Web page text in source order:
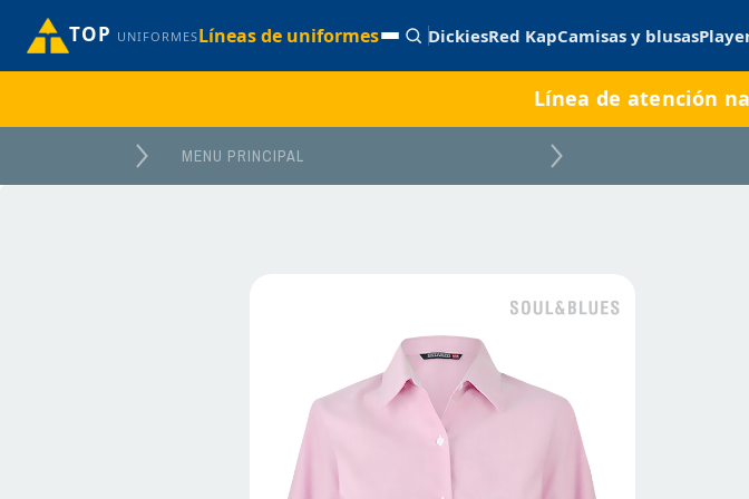
TOP UNIFORMESLíneas de uniformes DickiesRed KapCamisas y blusas
Línea de atención
MENU PRINCIPAL